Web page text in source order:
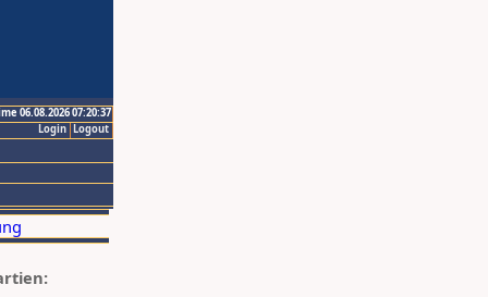
06.08.2026 07:20:37
Logout
Login